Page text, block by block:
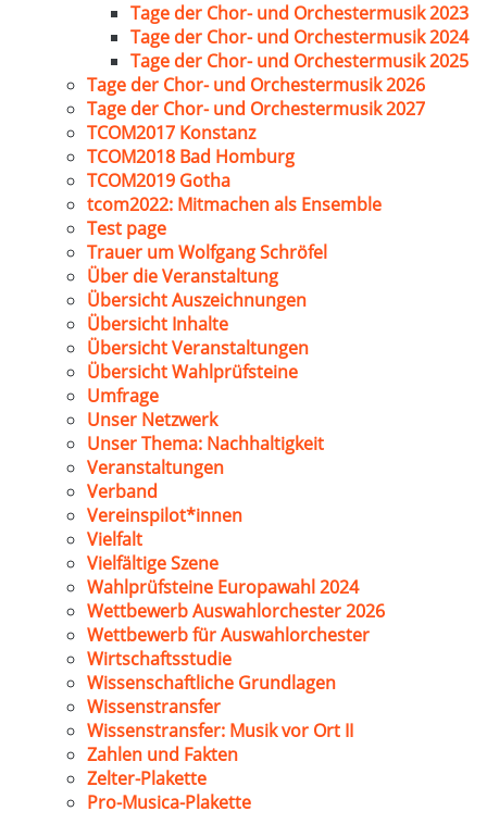
Tage der Chor- und Orchestermusik 2023
Tage der Chor- und Orchestermusik 2024
Tage der Chor- und Orchestermusik 2025
Tage der Chor- und Orchestermusik 2026
Tage der Chor- und Orchestermusik 2027
TCOM2017 Konstanz
TCOM2018 Bad Homburg
TCOM2019 Gotha
tcom2022: Mitmachen als Ensemble
Test page
Trauer um Wolfgang Schröfel
Über die Veranstaltung
Übersicht Auszeichnungen
Übersicht Inhalte
Übersicht Veranstaltungen
Übersicht Wahlprüfsteine
Umfrage
Unser Netzwerk
Unser Thema: Nachhaltigkeit
Veranstaltungen
Verband
Vereinspilot*innen
Vielfalt
Vielfältige Szene
Wahlprüfsteine Europawahl 2024
Wettbewerb Auswahlorchester 2026
Wettbewerb für Auswahlorchester
Wirtschaftsstudie
Wissenschaftliche Grundlagen
Wissenstransfer
Wissenstransfer: Musik vor Ort II
Zahlen und Fakten
Zelter-Plakette
Pro-Musica-Plakette